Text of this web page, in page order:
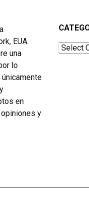
EUA.
una
lo
en
y